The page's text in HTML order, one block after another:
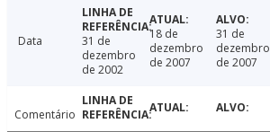
Data
31 de
dezembro
de 2002
18 de
dezembro
de 2007
31 de
dezembro
de 2007
Comentário